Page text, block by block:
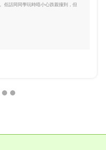
佢話同同學玩時唔小心跌親撞到，但